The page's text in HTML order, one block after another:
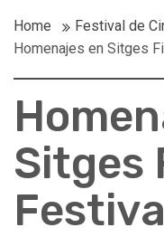
Home
Festival de
Homenajes en Sitges
Sitges